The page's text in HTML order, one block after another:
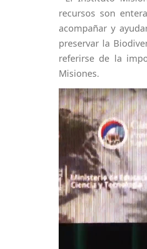
recursos son
acompañar y
preservar la
referirse de la
Misiones.